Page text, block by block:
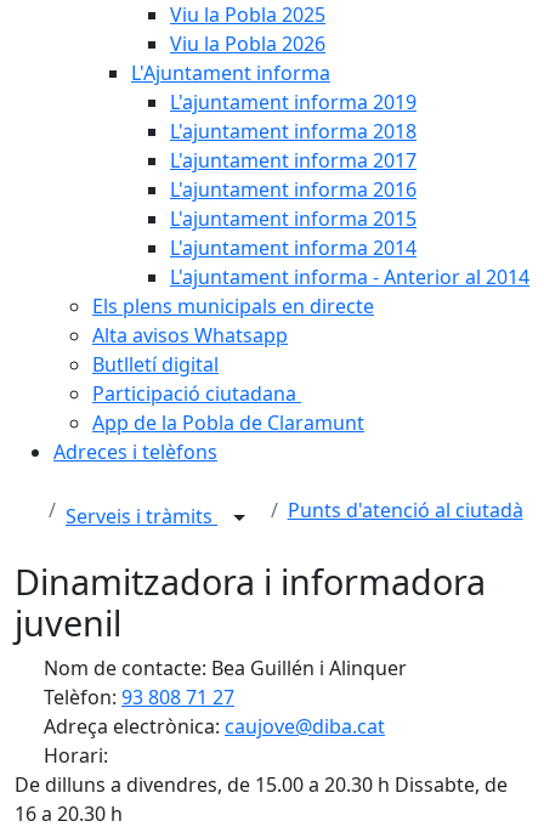
Viu la Pobla 2025
Viu la Pobla 2026
L'Ajuntament informa
L'ajuntament informa 2019
L'ajuntament informa 2018
L'ajuntament informa 2017
L'ajuntament informa 2016
L'ajuntament informa 2015
L'ajuntament informa 2014
L'ajuntament informa - Anterior al 2014
Els plens municipals en directe
Alta avisos Whatsapp
Butlletí digital
Participació ciutadana
App de la Pobla de Claramunt
Adreces i telèfons
Serveis i tràmits Punts d'atenció al ciutadà
Dinamitzadora i informadora
juvenil
Nom de contacte: Bea Guillén i Alinquer
Telèfon: 93 808 71 27
Adreça electrònica: caujove@diba.cat
Horari:
De dilluns a divendres, de 15.00 a 20.30 h Dissabte, de
16 a 20.30 h